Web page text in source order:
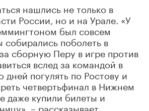
нашлись не только в
России, но и на Урале. «У
был совсем
собирались поболеть в
сборную Перу в игре против
вслед за командой в
дней погулять по Ростову и
четвертьфинал в Нижнем
даже купили билеты и
– рассказывает